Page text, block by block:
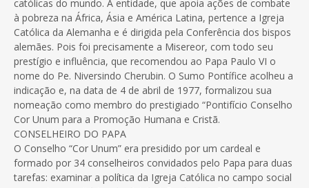
católicas do mundo. A entidade, que apoia ações de combate
à pobreza na África, Ásia e América Latina, pertence a Igreja
Católica da Alemanha e é dirigida pela Conferência dos bispos
alemães. Pois foi precisamente a Misereor, com todo seu
prestígio e influência, que recomendou ao Papa Paulo VI o
nome do Pe. Niversindo Cherubin. O Sumo Pontífice acolheu a
indicação e, na data de 4 de abril de 1977, formalizou sua
nomeação como membro do prestigiado “Pontifício Conselho
Cor Unum para a Promoção Humana e Cristã.
CONSELHEIRO DO PAPA
O Conselho “Cor Unum” era presidido por um cardeal e
formado por 34 conselheiros convidados pelo Papa para duas
tarefas: examinar a política da Igreja Católica no campo social